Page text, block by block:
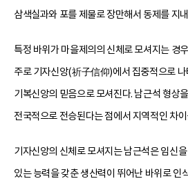
삼색실과와 포를 제물로 장만해서 동제를 지
특정 바위가 마을제의의 신체로 모셔지는 경
주로 기자신앙(祈子信仰)에서 집중적으로
기복신앙의 믿음으로 모셔진다. 남근석 형상
전국적으로 전승된다는 점에서 지역적인 차
기자신앙의 신체로 모셔지는 남근석은 임신
있는 능력을 갖춘 생산력이 뛰어난 바위로 인